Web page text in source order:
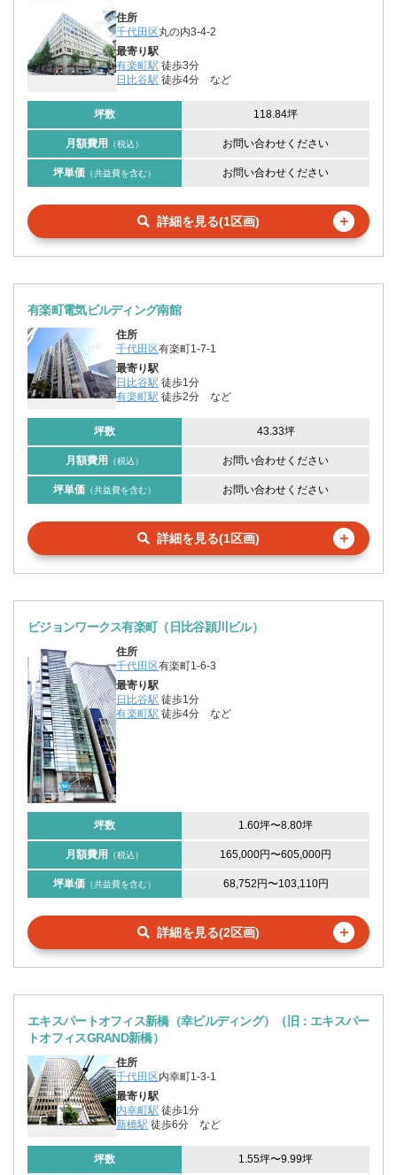
住所
千代田区丸の内3-4-2
最寄り駅
有楽町駅 徒歩3分
日比谷駅 徒歩4分 など
坪数 118.84坪
月額費用 （税込） お問い合わせください
坪単価 （共益費を含む） お問い合わせください
詳細を見る(1区画) ＋
有楽町電気ビルディング南館
住所
千代田区有楽町1-7-1
最寄り駅
日比谷駅 徒歩1分
有楽町駅 徒歩2分 など
坪数 43.33坪
月額費用 （税込） お問い合わせください
坪単価 （共益費を含む） お問い合わせください
詳細を見る(1区画) ＋
ビジョンワークス有楽町（日比谷頴川ビル）
住所
千代田区有楽町1-6-3
最寄り駅
日比谷駅 徒歩1分
有楽町駅 徒歩4分 など
坪数 1.60坪〜8.80坪
月額費用 （税込） 165,000円〜605,000円
坪単価 （共益費を含む） 68,752円〜103,110円
詳細を見る(2区画) ＋
エキスパートオフィス新橋（幸ビルディング）（旧：エキスパー
トオフィスGRAND新橋）
住所
千代田区内幸町1-3-1
最寄り駅
内幸町駅 徒歩1分
新橋駅 徒歩6分 など
坪数 1.55坪〜9.99坪